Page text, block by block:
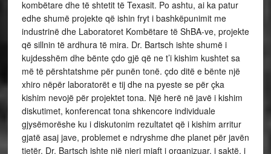
kombëtare dhe të shtetit të Texasit. Po ashtu, ai ka patur
edhe shumë projekte që ishin fryt i bashkëpunimit me
industrinë dhe Laboratoret Kombëtare të ShBA-ve, projekte
që sillnin të ardhura të mira. Dr. Bartsch ishte shumë i
kujdesshëm dhe bënte çdo gjë që ne t’i kishim kushtet sa
më të përshtatshme për punën tonë. çdo ditë e bënte një
xhiro nëpër laboratorët e tij dhe na pyeste se për çka
kishim nevojë për projektet tona. Një herë në javë i kishim
diskutimet, konferencat tona shkencore individuale
gjysëmorëshe ku i diskutonim rezultatet që i kishim arritur
gjatë asaj jave, problemet e ndryshme dhe planet për javën
tjetër. Dr. Bartsch ishte një njeri mjaft i organizuar, i saktë, i